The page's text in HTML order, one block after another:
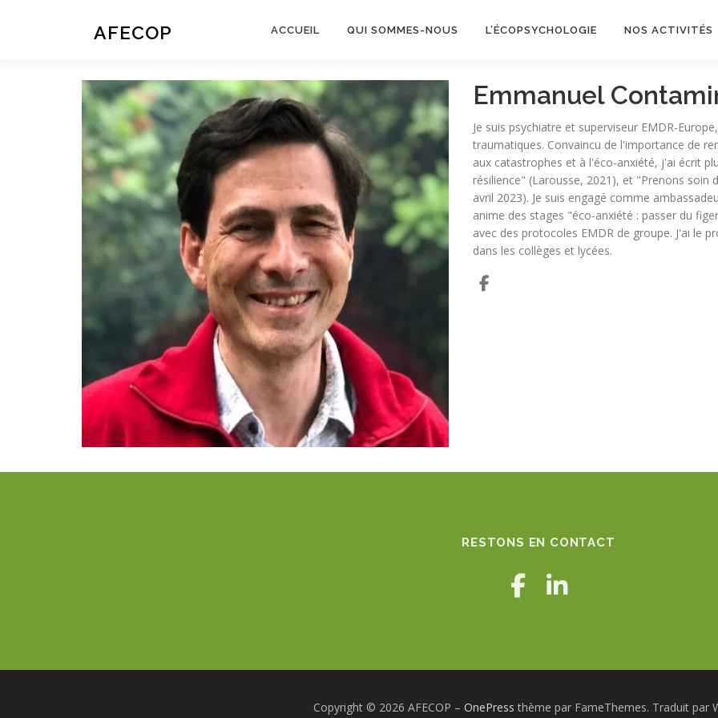
AFECOP ACCUEIL QUI SOMMES-NOUS L’ÉCOPSYCHOLOGIE NOS ACTIVITÉS
Emmanuel
Je suis psychiatre et superviseur EMDR-
traumatiques. Convaincu de l'importance de
aux catastrophes et à l'éco-anxiété, j'ai écrit
résilience" (Larousse, 2021), et "Prenons soin
avril 2023). Je suis engagé comme
anime des stages "éco-anxiété : passer du
avec des protocoles EMDR de groupe. J'ai le
dans les collèges et lycées.
RESTONS EN CONTACT
Copyright © 2026 AFECOP – OnePress thème par FameThemes. Traduit par